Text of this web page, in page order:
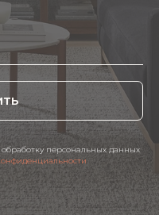
персональных данных